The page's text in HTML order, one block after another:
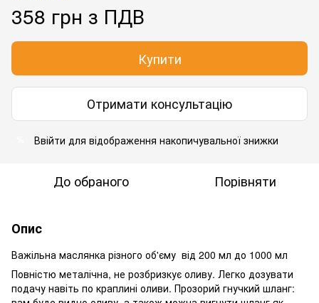
358 грн з ПДВ
Купити
Отримати консультацію
Ввійти для відображення накопичувальної знижки
До обраного Порівняти
Опис
Важільна маслянка різного об'єму від 200 мл до 1000 мл
Повністю металічна, не розбризкує оливу. Легко дозувати
подачу навіть по краплині оливи. Прозорий гнучкий шланг: